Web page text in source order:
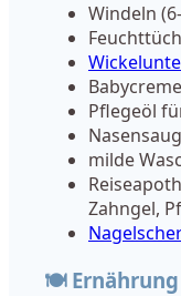
Windeln
Pflegeöl
milde
Zahngel,
🍽️ Ernährung